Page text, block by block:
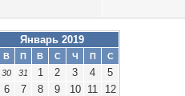
Январь 2019
В П В С Ч П
С
30 31 1 2 3 4 5
6 7 8 9 10 11 12